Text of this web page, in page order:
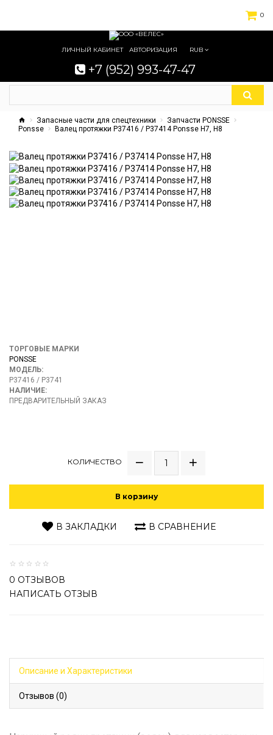
0
ЛИЧНЫЙ КАБИНЕТ АВТОРИЗАЦИЯ RUB
+7 (952) 993-47-47
Запасные части для спецтехники
Запчасти PONSSE
Ponsse
Валец протяжки P37416 / P37414 Ponsse H7, H8
ТОРГОВЫЕ МАРКИ
PONSSE
МОДЕЛЬ:
P37416 / P3741
НАЛИЧИЕ:
ПРЕДВАРИТЕЛЬНЫЙ ЗАКАЗ
КОЛИЧЕСТВО
В корзину
В ЗАКЛАДКИ В СРАВНЕНИЕ
0 ОТЗЫВОВ
НАПИСАТЬ ОТЗЫВ
Описание и Характеристики
Отзывов (0)